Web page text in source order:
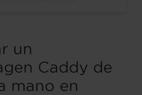
un
Caddy de
mano en